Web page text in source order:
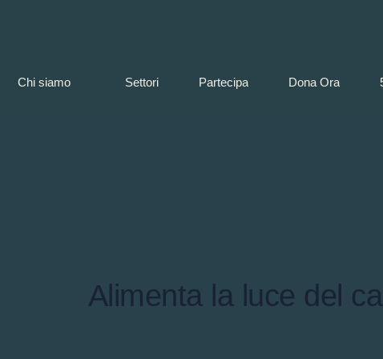
Chi siamo Settori Partecipa Dona Ora
Alimenta la luce del